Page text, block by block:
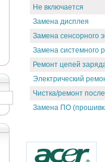
Не включается
Замена дисплея
Замена сенсорного
Замена системного
Ремонт цепей
Электрический
Чистка/ремонт
Замена ПО